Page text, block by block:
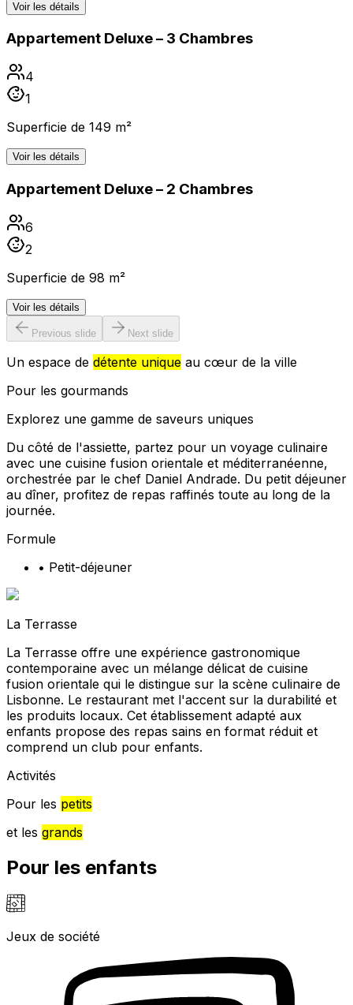
Voir les détails
Appartement Deluxe – 3 Chambres
4
1
Superficie de 149 m²
Voir les détails
Appartement Deluxe – 2 Chambres
6
2
Superficie de 98 m²
Voir les détails
Previous slide Next slide
Un espace de détente unique au cœur de la ville
Pour les gourmands
Explorez une gamme de saveurs uniques
Du côté de l'assiette, partez pour un voyage culinaire
avec une cuisine fusion orientale et méditerranéenne,
orchestrée par le chef Daniel Andrade. Du petit déjeuner
au dîner, profitez de repas raffinés toute au long de la
journée.
Formule
• Petit-déjeuner
La Terrasse
La Terrasse offre une expérience gastronomique
contemporaine avec un mélange délicat de cuisine
fusion orientale qui le distingue sur la scène culinaire de
Lisbonne. Le restaurant met l'accent sur la durabilité et
les produits locaux. Cet établissement adapté aux
enfants propose des repas sains en format réduit et
comprend un club pour enfants.
Activités
Pour les petits
et les grands
Pour les enfants
Jeux de société